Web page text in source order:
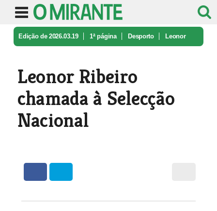
Edição de 2026.03.19 1ª página Desporto Leonor
Leonor Ribeiro
chamada à Selecção
Nacional